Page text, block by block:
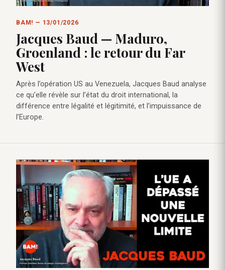
BAM! — 13/01/2026
Jacques Baud — Maduro,
Groenland : le retour du Far
West
Après l’opération US au Venezuela, Jacques Baud analyse
ce qu’elle révèle sur l’état du droit international, la
différence entre légalité et légitimité, et l’impuissance de
l’Europe.